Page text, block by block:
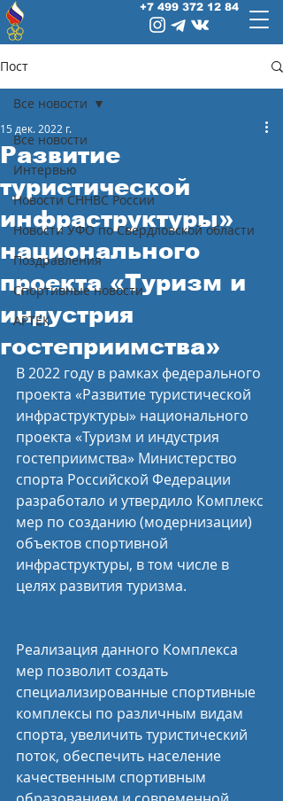
+7 499 372 12 84
Пост
Все новости
Интервью
Новости СННВС России
Новости УФО по Свердловской области
Поздравления
Спортивные новости
АРТЕК
Все новости
Развитие
туристической
инфраструктуры»
национального
проекта «Туризм и
индустрия
гостеприимства»
15 дек. 2022 г.
В 2022 году в рамках федерального
проекта «Развитие туристической
инфраструктуры» национального
проекта «Туризм и индустрия
гостеприимства» Министерство
спорта Российской Федерации
разработало и утвердило Комплекс
мер по созданию (модернизации)
объектов спортивной
инфраструктуры, в том числе в
целях развития туризма.
Реализация данного Комплекса
мер позволит создать
специализированные спортивные
комплексы по различным видам
спорта, увеличить туристический
поток, обеспечить население
качественным спортивным